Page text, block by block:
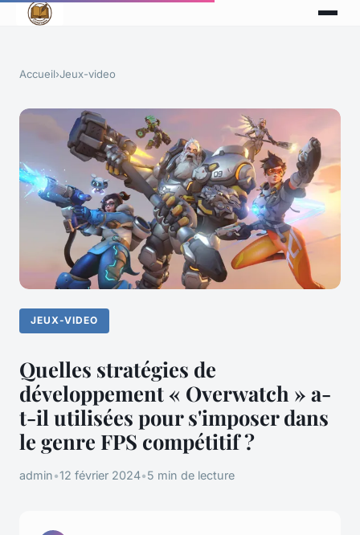
Accueil›Jeux-video
JEUX-VIDEO
Quelles stratégies de
développement « Overwatch » a-
t-il utilisées pour s'imposer dans
le genre FPS compétitif ?
admin•12 février 2024•5 min de lecture